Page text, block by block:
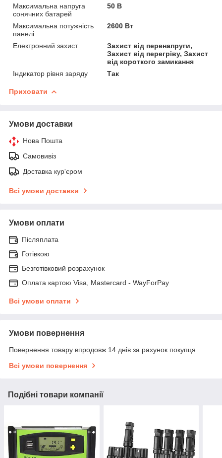
Максимальна напруга
сонячних батарей
50 В
Максимальна потужність
панелі
2600 Вт
Електронний захист
Захист від перенапруги,
Захист від перегріву, Захист
від короткого замикання
Індикатор рівня заряду
Так
Приховати
Умови доставки
Нова Пошта
Самовивіз
Доставка кур'єром
Всі умови доставки
Умови оплати
Післяплата
Готівкою
Безготівковий розрахунок
Оплата картою Visa, Mastercard - WayForPay
Всі умови оплати
Умови повернення
Повернення товару впродовж 14 днів за рахунок покупця
Всі умови повернення
Подібні товари компанії